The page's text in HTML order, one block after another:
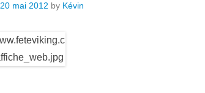
20 mai 2012 by Kévin